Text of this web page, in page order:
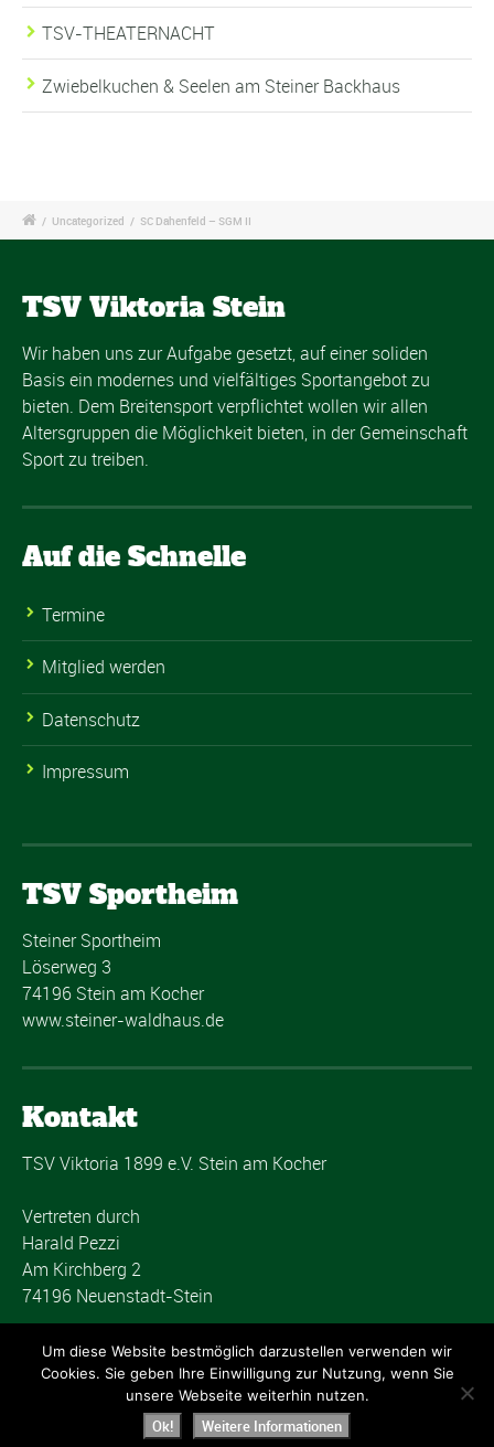
TSV-THEATERNACHT
Zwiebelkuchen & Seelen am Steiner Backhaus
/ Uncategorized / SC Dahenfeld – SGM II
TSV Viktoria Stein
Wir haben uns zur Aufgabe gesetzt, auf einer soliden
Basis ein modernes und vielfältiges Sportangebot zu
bieten. Dem Breitensport verpflichtet wollen wir allen
Altersgruppen die Möglichkeit bieten, in der Gemeinschaft
Sport zu treiben.
Auf die Schnelle
Termine
Mitglied werden
Datenschutz
Impressum
TSV Sportheim
Steiner Sportheim
Löserweg 3
74196 Stein am Kocher
www.steiner-waldhaus.de
Kontakt
TSV Viktoria 1899 e.V. Stein am Kocher
Vertreten durch
Harald Pezzi
Am Kirchberg 2
74196 Neuenstadt-Stein
post@tsvstein.com
Um diese Website bestmöglich darzustellen verwenden wir
Cookies. Sie geben Ihre Einwilligung zur Nutzung, wenn Sie
unsere Webseite weiterhin nutzen.
Ok! Weitere Informationen